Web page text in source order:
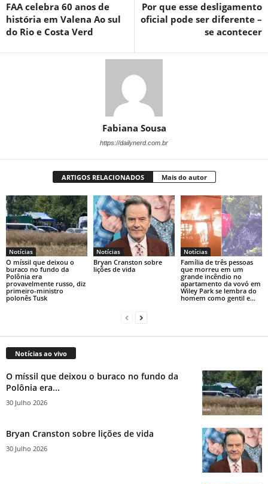
FAA celebra 60 anos de
história em Valena Ao sul
do Rio e Costa Verd
Por que esse desligamento
oficial pode ser diferente –
se acontecer
Fabiana Sousa
https://dailynerd.com.br
ARTIGOS RELACIONADOS Mais do autor
Notícias
O míssil que deixou o
buraco no fundo da
Polônia era
provavelmente russo, diz
primeiro-ministro
polonês Tusk
Notícias
Bryan Cranston sobre
lições de vida
Notícias
Família de três pessoas
que morreu em um
grande incêndio no
apartamento da vovó em
Wiley Park se lembra do
homem como gentil e...
Notícias ao vivo
O míssil que deixou o buraco no fundo da
Polônia era...
30 Julho 2026
Bryan Cranston sobre lições de vida
30 Julho 2026